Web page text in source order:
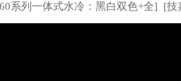
系列一体式水冷：黑白双色+全] [技